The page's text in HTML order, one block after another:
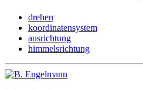
drehen
koordinatensystem
ausrichtung
himmelsrichtung